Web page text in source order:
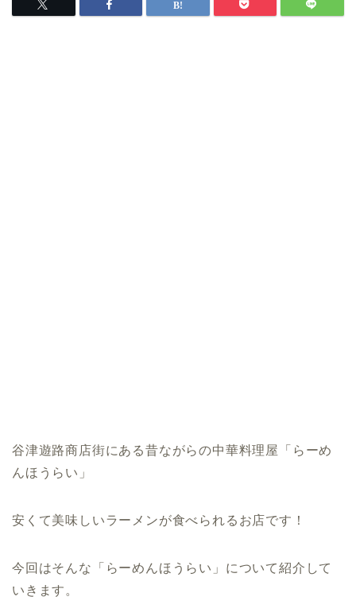
谷津遊路商店街にある昔ながらの中華料理屋「らーめ
んほうらい」
安くて美味しいラーメンが食べられるお店です！
今回はそんな「らーめんほうらい」について紹介して
いきます。